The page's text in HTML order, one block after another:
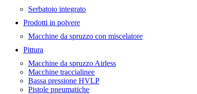
Serbatoio integrato
Prodotti in polvere
Macchine da spruzzo con miscelatore
Pittura
Macchine da spruzzo Airless
Macchine traccialinee
Bassa pressione HVLP
Pistole pneumatiche